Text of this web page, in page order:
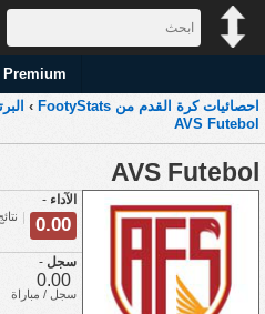
Premium
احصائيات كرة القدم من FootyStats
›
AVS Futebol
AVS Futebol
الآداء -
0.00
سجل -
0.00
سجل / مباراة